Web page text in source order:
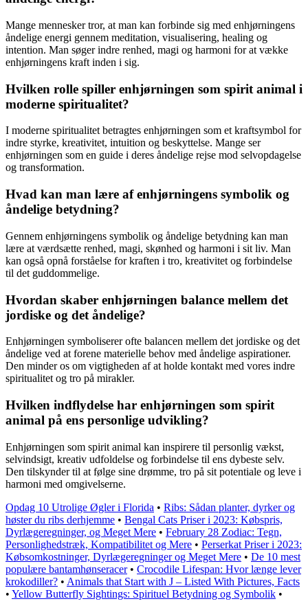
Mange mennesker tror, at man kan forbinde sig med enhjørningens
åndelige energi gennem meditation, visualisering, healing og
intention. Man søger indre renhed, magi og harmoni for at vække
enhjørningens kraft inden i sig.
Hvilken rolle spiller enhjørningen som spirit animal i
moderne spiritualitet?
I moderne spiritualitet betragtes enhjørningen som et kraftsymbol for
indre styrke, kreativitet, intuition og beskyttelse. Mange ser
enhjørningen som en guide i deres åndelige rejse mod selvopdagelse
og transformation.
Hvad kan man lære af enhjørningens symbolik og
åndelige betydning?
Gennem enhjørningens symbolik og åndelige betydning kan man
lære at værdsætte renhed, magi, skønhed og harmoni i sit liv. Man
kan også opnå forståelse for kraften i tro, kreativitet og forbindelse
til det guddommelige.
Hvordan skaber enhjørningen balance mellem det
jordiske og det åndelige?
Enhjørningen symboliserer ofte balancen mellem det jordiske og det
åndelige ved at forene materielle behov med åndelige aspirationer.
Den minder os om vigtigheden af at holde kontakt med vores indre
spiritualitet og tro på mirakler.
Hvilken indflydelse har enhjørningen som spirit
animal på ens personlige udvikling?
Enhjørningen som spirit animal kan inspirere til personlig vækst,
selvindsigt, kreativ udfoldelse og forbindelse til ens dybeste selv.
Den tilskynder til at følge sine drømme, tro på sit potentiale og leve i
harmoni med omgivelserne.
Opdag 10 Utrolige Øgler i Florida • Ribs: Sådan planter, dyrker og
høster du ribs derhjemme • Bengal Cats Priser i 2023: Købspris,
Dyrlægeregninger, og Meget Mere • February 28 Zodiac: Tegn,
Personlighedstræk, Kompatibilitet og Mere • Perserkat Priser i 2023:
Købsomkostninger, Dyrlægeregninger og Meget Mere • De 10 mest
populære bantamhønseracer• Crocodile Lifespan: Hvor længe lever
krokodiller? • Animals that Start with J – Listed With Pictures, Facts
• Yellow Butterfly Sightings: Spirituel Betydning og Symbolik •